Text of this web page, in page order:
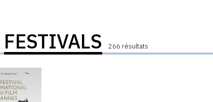
FESTIVALS 266 résultats